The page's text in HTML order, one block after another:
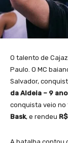
O talento de
Paulo. O MC
Salvador,
da Aldeia – 9
conquista veio no
Bask, e rendeu